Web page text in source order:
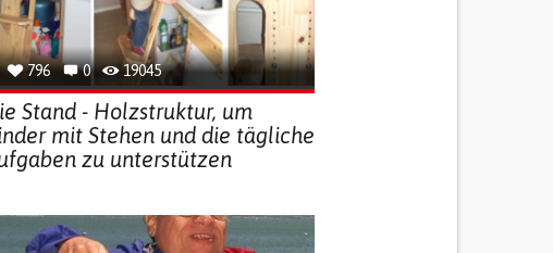
796 0 19045
Stand - Holzstruktur, um
mit Stehen und die tägliche
zu unterstützen